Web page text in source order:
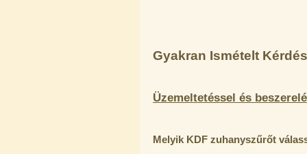
Gyakran Ismételt
Üzemeltetéssel és
Melyik KDF zuhanyszűrőt